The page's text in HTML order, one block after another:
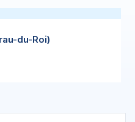
du-Roi)